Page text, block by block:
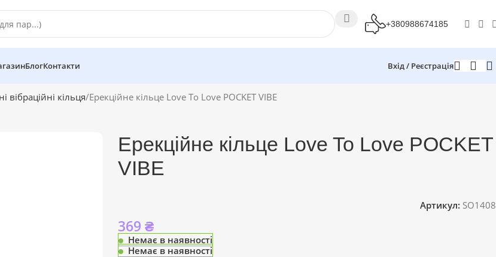
+380988674185
БлогКонтакти Вхід / Реєстрація
вібраційні кільця Ерекційне кільце Love To Love POCKET VIBE
Ерекційне кільце Love To Love POCKET
VIBE
Артикул: SO1408
369 ₴
Немає в наявності
Немає в наявності